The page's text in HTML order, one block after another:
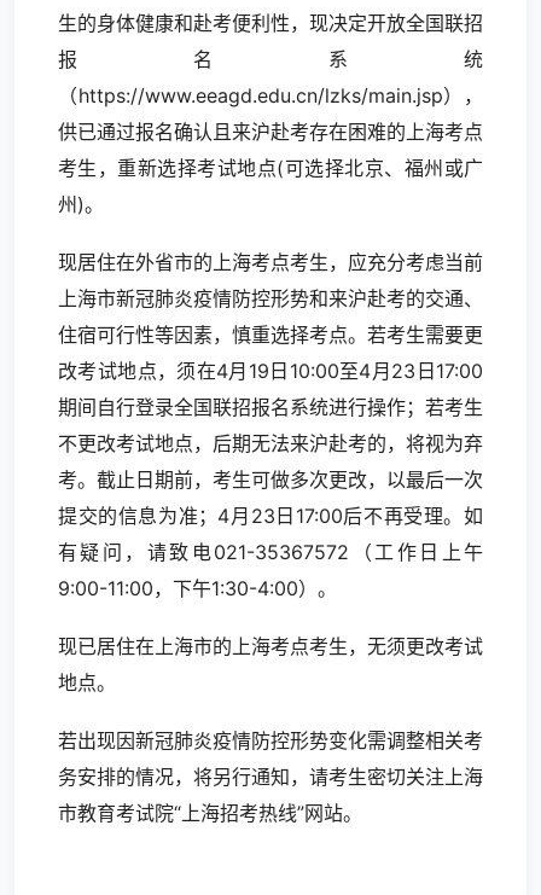
生的身体健康和赴考便利性，现决定开放全国联招
报名系统
（https://www.eeagd.edu.cn/lzks/main.jsp），
供已通过报名确认且来沪赴考存在困难的上海考点
考生，重新选择考试地点(可选择北京、福州或广
州)。
现居住在外省市的上海考点考生，应充分考虑当前
上海市新冠肺炎疫情防控形势和来沪赴考的交通、
住宿可行性等因素，慎重选择考点。若考生需要更
改考试地点，须在4月19日10:00至4月23日17:00
期间自行登录全国联招报名系统进行操作；若考生
不更改考试地点，后期无法来沪赴考的，将视为弃
考。截止日期前，考生可做多次更改，以最后一次
提交的信息为准；4月23日17:00后不再受理。如
有疑问，请致电021-35367572（工作日上午
9:00-11:00，下午1:30-4:00）。
现已居住在上海市的上海考点考生，无须更改考试
地点。
若出现因新冠肺炎疫情防控形势变化需调整相关考
务安排的情况，将另行通知，请考生密切关注上海
市教育考试院“上海招考热线”网站。